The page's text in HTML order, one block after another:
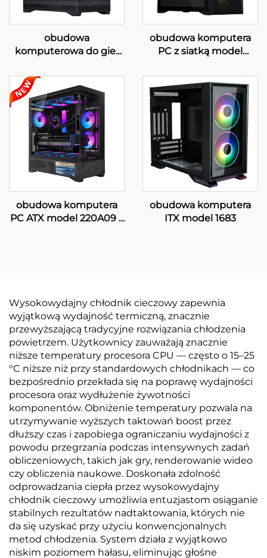
obudowa
komputerowa do gier
obudowa komputera
PC z siatką model
obudowa komputera
PC ATX model 220A09 z
obudowa komputera
ITX model 1683
Wysokowydajny chłodnik cieczowy zapewnia
wyjątkową wydajność termiczną, znacznie
przewyższającą tradycyjne rozwiązania chłodzenia
powietrzem. Użytkownicy zauważają znacznie
niższe temperatury procesora CPU — często o 15–25
°C niższe niż przy standardowych chłodnikach — co
bezpośrednio przekłada się na poprawę wydajności
procesora oraz wydłużenie żywotności
komponentów. Obniżenie temperatury pozwala na
utrzymywanie wyższych taktowań boost przez
dłuższy czas i zapobiega ograniczaniu wydajności z
powodu przegrzania podczas intensywnych zadań
obliczeniowych, takich jak gry, renderowanie wideo
czy obliczenia naukowe. Doskonała zdolność
odprowadzania ciepła przez wysokowydajny
chłodnik cieczowy umożliwia entuzjastom osiąganie
stabilnych rezultatów nadtaktowania, których nie
da się uzyskać przy użyciu konwencjonalnych
metod chłodzenia. System działa z wyjątkowo
niskim poziomem hałasu, eliminując głośne